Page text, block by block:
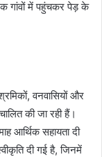
गांवों में पहुंचकर पेड़ के
वनवासियों और
की जा रही हैं।
आर्थिक सहायता दी
दी गई है, जिनमें